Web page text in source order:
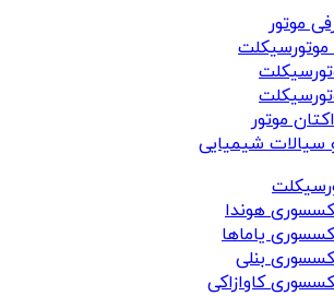
موتور
موتور
سیالات شیمیایی
هوندا
یاماها
بنلی
کاوازاکی